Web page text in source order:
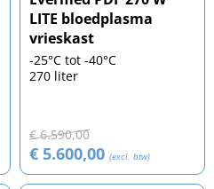
LITE bloedplasma
vrieskast
-25°C tot -40°C
270 liter
€ 6.590,00
€ 5.600,00 (excl. btw)